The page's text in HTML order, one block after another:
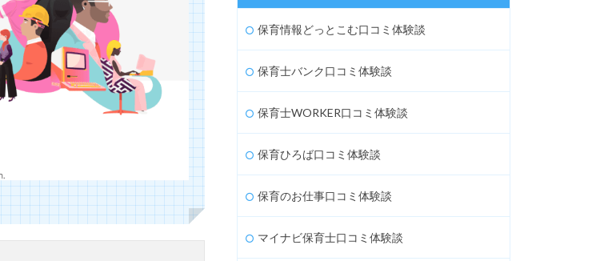
保育情報どっとこむ口コミ体験談
保育士バンク口コミ体験談
保育士WORKER口コミ体験談
保育ひろば口コミ体験談
保育のお仕事口コミ体験談
マイナビ保育士口コミ体験談